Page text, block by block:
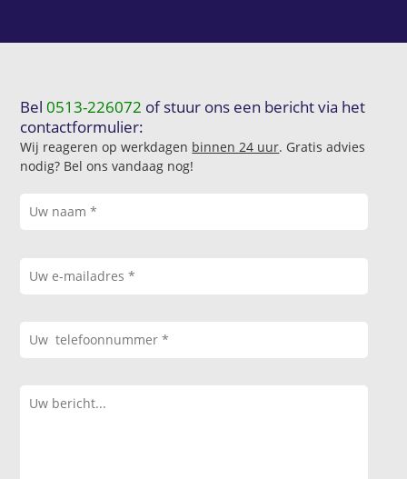
Bel0513-226072 of stuur ons een bericht via het
contactformulier:
Wij reageren op werkdagen binnen 24 uur. Gratis advies
nodig? Bel ons vandaag nog!